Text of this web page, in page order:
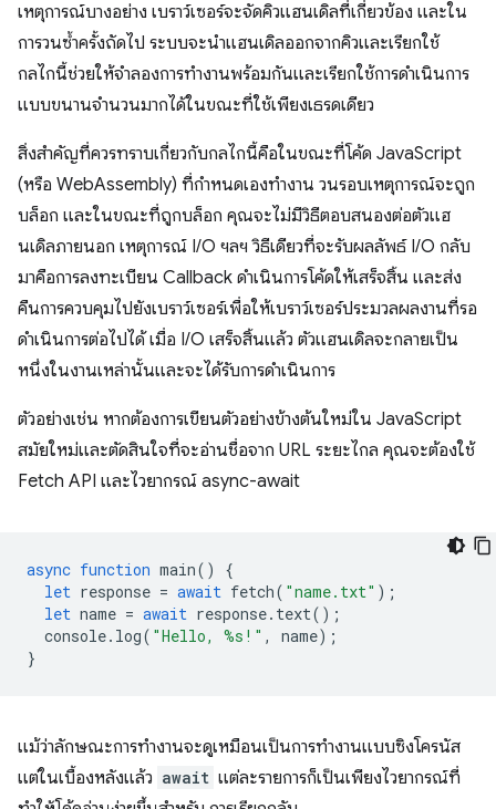
เหตุการณ์บางอย่าง เบราว์เซอร์จะจัดคิวแฮนเดิลที่เกี่ยวข้อง และใน
การวนซ้ำครั้งถัดไป ระบบจะนำแฮนเดิลออกจากคิวและเรียกใช้
กลไกนี้ช่วยให้จำลองการทำงานพร้อมกันและเรียกใช้การดำเนินการ
แบบขนานจำนวนมากได้ในขณะที่ใช้เพียงเธรดเดียว
สิ่งสำคัญที่ควรทราบเกี่ยวกับกลไกนี้คือในขณะที่โค้ด JavaScript
(หรือ WebAssembly) ที่กำหนดเองทำงาน วนรอบเหตุการณ์จะถูก
บล็อก และในขณะที่ถูกบล็อก คุณจะไม่มีวิธีตอบสนองต่อตัวแฮ
นเดิลภายนอก เหตุการณ์ I/O ฯลฯ วิธีเดียวที่จะรับผลลัพธ์ I/O กลับ
มาคือการลงทะเบียน Callback ดำเนินการโค้ดให้เสร็จสิ้น และส่ง
คืนการควบคุมไปยังเบราว์เซอร์เพื่อให้เบราว์เซอร์ประมวลผลงานที่รอ
ดำเนินการต่อไปได้ เมื่อ I/O เสร็จสิ้นแล้ว ตัวแฮนเดิลจะกลายเป็น
หนึ่งในงานเหล่านั้นและจะได้รับการดำเนินการ
ตัวอย่างเช่น หากต้องการเขียนตัวอย่างข้างต้นใหม่ใน JavaScript
สมัยใหม่และตัดสินใจที่จะอ่านชื่อจาก URL ระยะไกล คุณจะต้องใช้
Fetch API และไวยากรณ์ async-await
async function main()
{
let response = await fetch( "name.txt" );
let name = await response. text();
console. log( "Hello, %s!" , name);
}
แม้ว่าลักษณะการทำงานจะดูเหมือนเป็นการทำงานแบบซิงโครนัส
แต่ในเบื้องหลังแล้ว await แต่ละรายการก็เป็นเพียงไวยากรณ์ที่